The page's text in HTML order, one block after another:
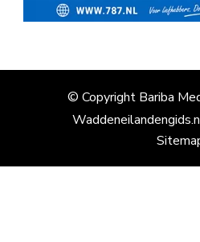
© Copyright Bariba